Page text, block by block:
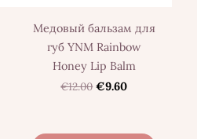
Медовый бальзам для
губ YNM Rainbow
Honey Lip Balm
€12.00 €9.60